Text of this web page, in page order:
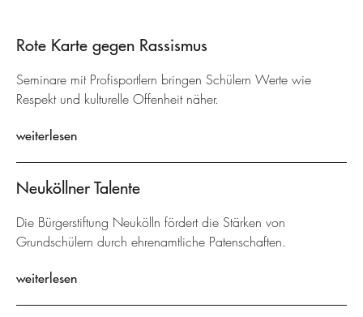
Rote Karte gegen Rassismus
Seminare mit Profisportlern bringen Schülern Werte wie
Respekt und kulturelle Offenheit näher.
weiterlesen
Neuköllner Talente
Die Bürgerstiftung Neukölln fördert die Stärken von
Grundschülern durch ehrenamtliche Patenschaften.
weiterlesen